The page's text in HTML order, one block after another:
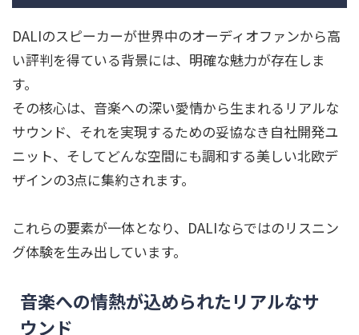
DALIのスピーカーが世界中のオーディオファンから高
い評判を得ている背景には、明確な魅力が存在しま
す。
その核心は、音楽への深い愛情から生まれるリアルな
サウンド、それを実現するための妥協なき自社開発ユ
ニット、そしてどんな空間にも調和する美しい北欧デ
ザインの3点に集約されます。
これらの要素が一体となり、DALIならではのリスニン
グ体験を生み出しています。
音楽への情熱が込められたリアルなサ
ウンド